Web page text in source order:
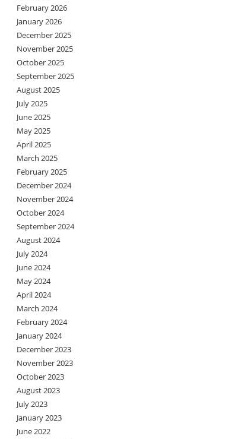
February 2026
January 2026
December 2025
November 2025
October 2025
September 2025
August 2025
July 2025
June 2025
May 2025
April 2025
March 2025
February 2025
December 2024
November 2024
October 2024
September 2024
August 2024
July 2024
June 2024
May 2024
April 2024
March 2024
February 2024
January 2024
December 2023
November 2023
October 2023
August 2023
July 2023
January 2023
June 2022